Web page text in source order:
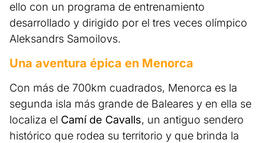
ello con un programa de entrenamiento
desarrollado y dirigido por el tres veces olímpico
Aleksandrs Samoilovs.
Una aventura épica en Menorca
Con más de 700km cuadrados, Menorca es la
segunda isla más grande de Baleares y en ella se
localiza el Camí de Cavalls, un antiguo sendero
histórico que rodea su territorio y que brinda la